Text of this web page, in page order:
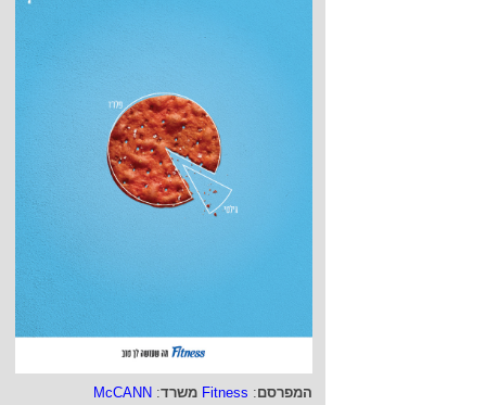
המפרסם:
Fitness משרד:
McCANN